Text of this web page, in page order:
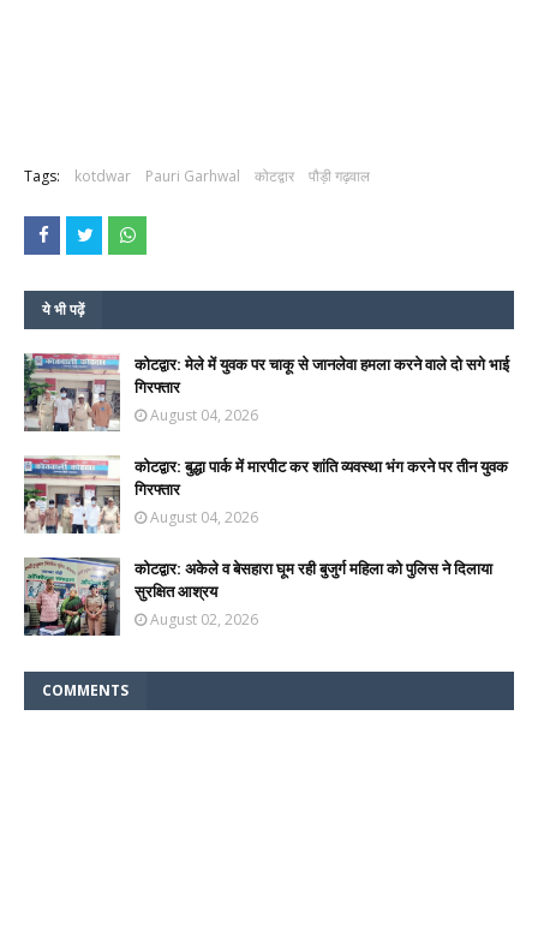
Tags: kotdwar Pauri Garhwal कोटद्वार पौड़ी गढ़वाल
ये भी पढ़ें
कोटद्वार: मेले में युवक पर चाकू से जानलेवा हमला करने वाले दो सगे भाई
गिरफ्तार
August 04, 2026
कोटद्वार: बुद्धा पार्क में मारपीट कर शांति व्यवस्था भंग करने पर तीन युवक
गिरफ्तार
August 04, 2026
कोटद्वार: अकेले व बेसहारा घूम रही बुजुर्ग महिला को पुलिस ने दिलाया
सुरक्षित आश्रय
August 02, 2026
COMMENTS